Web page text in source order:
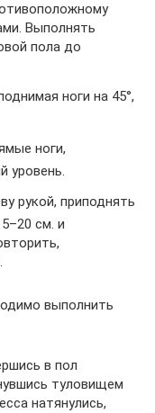
Выполнять
пола до
ноги на 45°,
ноги,
уровень.
рукой, приподнять
см. и
выполнить
в пол
туловищем
натянулись,